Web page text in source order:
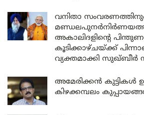
വനിതാ
അകാലിദളിന്റെ
കൂടിക്കാഴ്ചയ്ക്ക്
വ്യക്തമാക്കി
അമേരിക്കൻ കുട്ടികൾ
കിഴക്കമ്പലം